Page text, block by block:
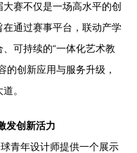
赛不仅是一场高水平的创
通过赛事平台，联动产学
可持续的“一体化艺术教
的创新应用与服务升级，
。
发创新活力
青年设计师提供一个展示